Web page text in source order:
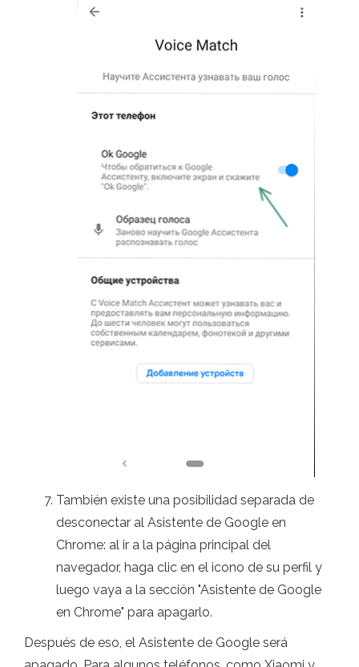
También existe una posibilidad separada de
desconectar al Asistente de Google en
Chrome: al ir a la página principal del
navegador, haga clic en el icono de su perfil y
luego vaya a la sección "Asistente de Google
en Chrome" para apagarlo.
Después de eso, el Asistente de Google será